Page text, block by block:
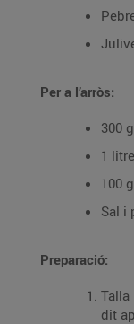
Per a l’arròs:
300
1
100
Sal i
Preparació:
dit